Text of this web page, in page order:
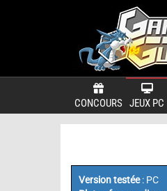
CONCOURS JEUX PC
Version testée: PC